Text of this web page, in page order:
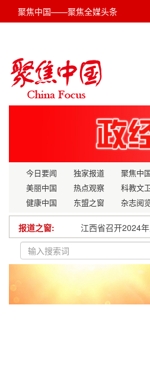
聚焦中国——聚焦全媒头条
今日要闻 独家报道
聚焦中
美丽中国
热点观察
科教文
健康中国
东盟之窗 杂志阅
报道之窗:
江西省召开2024
沙棘产业逆袭者赵
深学细悟全会精神